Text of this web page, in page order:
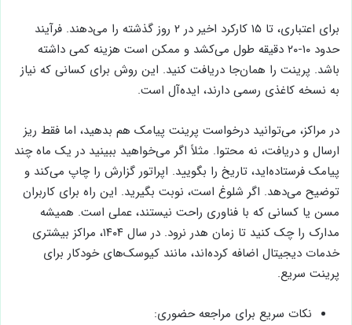
برای اعتباری، تا ۱۵ کارکرد اخیر در ۲ روز گذشته را می‌دهند. فرآیند
حدود ۱۰-۲۰ دقیقه طول می‌کشد و ممکن است هزینه کمی داشته
باشد. پرینت را همان‌جا دریافت کنید. این روش برای کسانی که نیاز
به نسخه کاغذی رسمی دارند، ایده‌آل است.
در مراکز، می‌توانید درخواست پرینت پیامک هم بدهید، اما فقط ریز
ارسال و دریافت، نه محتوا. مثلاً اگر می‌خواهید ببینید در یک ماه چند
پیامک فرستاده‌اید، تاریخ را بگویید. اپراتور گزارش را چاپ می‌کند و
توضیح می‌دهد. اگر شلوغ است، نوبت بگیرید. این راه برای کاربران
مسن یا کسانی که با فناوری راحت نیستند، عملی است. همیشه
مدارک را چک کنید تا زمان هدر نرود. در سال ۱۴۰۴، مراکز بیشتری
خدمات دیجیتال اضافه کرده‌اند، مانند کیوسک‌های خودکار برای
پرینت سریع.
نکات سریع برای مراجعه حضوری: